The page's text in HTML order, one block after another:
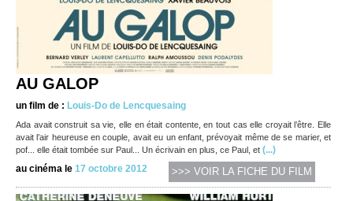
AU GALOP
un film de : Louis-Do de Lencquesaing
Ada avait construit sa vie, elle en était contente, en tout cas elle croyait l’être. Elle
avait l’air heureuse en couple, avait eu un enfant, prévoyait même de se marier, et
pof... elle était tombée sur Paul... Un écrivain en plus, ce Paul, et (...)
au cinéma le 17 octobre 2012 >>> VOIR LA FICHE DU FILM